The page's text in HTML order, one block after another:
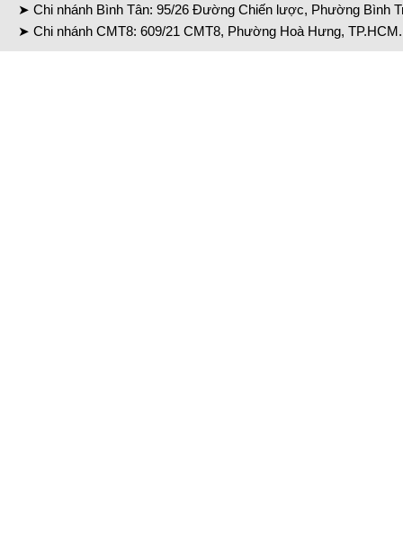
➤ Chi nhánh Bình Tân: 95/26 Đường Chiến lược, Phường Bình
➤ Chi nhánh CMT8: 609/21 CMT8, Phường Hoà Hưng,